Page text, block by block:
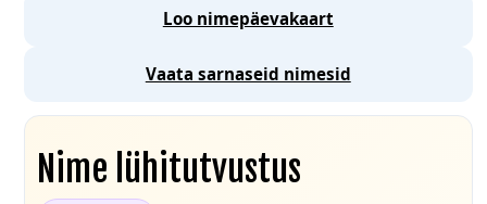
Loo nimepäevakaart
Vaata sarnaseid nimesid
Nime lühitutvustus